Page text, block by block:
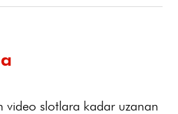
video slotlara kadar uzanan